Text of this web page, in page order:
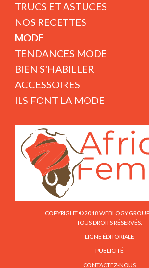
TRUCS ET ASTUCES
NOS RECETTES
MODE
TENDANCES MODE
BIEN S'HABILLER
ACCESSOIRES
ILS FONT LA MODE
COPYRIGHT © 2018 WEBLOGY
TOUS DROITS RÉSERVÉS.
LIGNE ÉDITORIALE
PUBLICITÉ
CONTACTEZ-NOUS